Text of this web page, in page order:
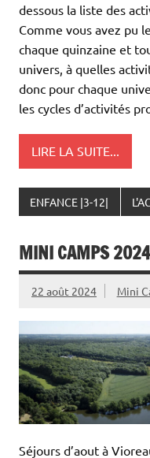
dessous la liste des
Comme vous avez pu
chaque quinzaine et
univers, à quelles
donc pour chaque
les cycles d’activités
LIRE LA SUITE...
ENFANCE |3-12|
MINI CAMPS
22 août 2024 Mini
Séjours d’aout à